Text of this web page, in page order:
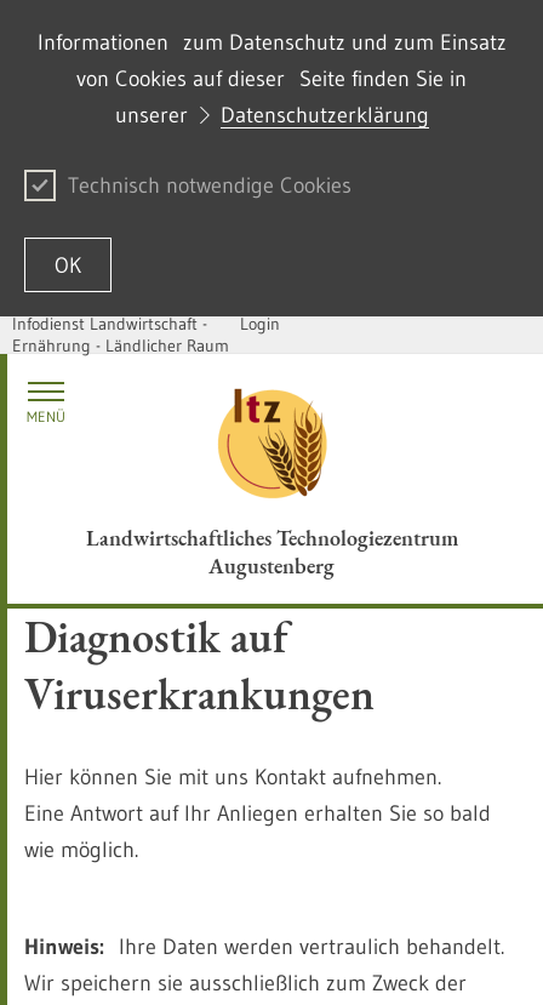
Informationen zum Datenschutz und zum Einsatz
von Cookies auf dieser Seite finden Sie in
unserer
Datenschutzerklärung
Technisch notwendige Cookies
OK
Zum Inhalt springen
Infodienst Landwirtschaft -
Ernährung - Ländlicher Raum
Login
Landwirtschaftliches Technologiezentrum
Augustenberg
MENÜ
Diagnostik auf
Viruserkrankungen
Hier können Sie mit uns Kontakt aufnehmen.
Eine Antwort auf Ihr Anliegen erhalten Sie so bald
wie möglich.
Hinweis: Ihre Daten werden vertraulich behandelt.
Wir speichern sie ausschließlich zum Zweck der